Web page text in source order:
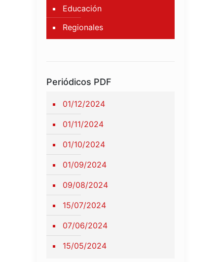
Educación
Regionales
Periódicos PDF
01/12/2024
01/11/2024
01/10/2024
01/09/2024
09/08/2024
15/07/2024
07/06/2024
15/05/2024